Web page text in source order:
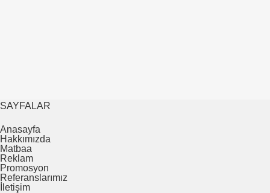
SAYFALAR
Anasayfa
Hakkımızda
Matbaa
Reklam
Promosyon
Referanslarımız
İletişim